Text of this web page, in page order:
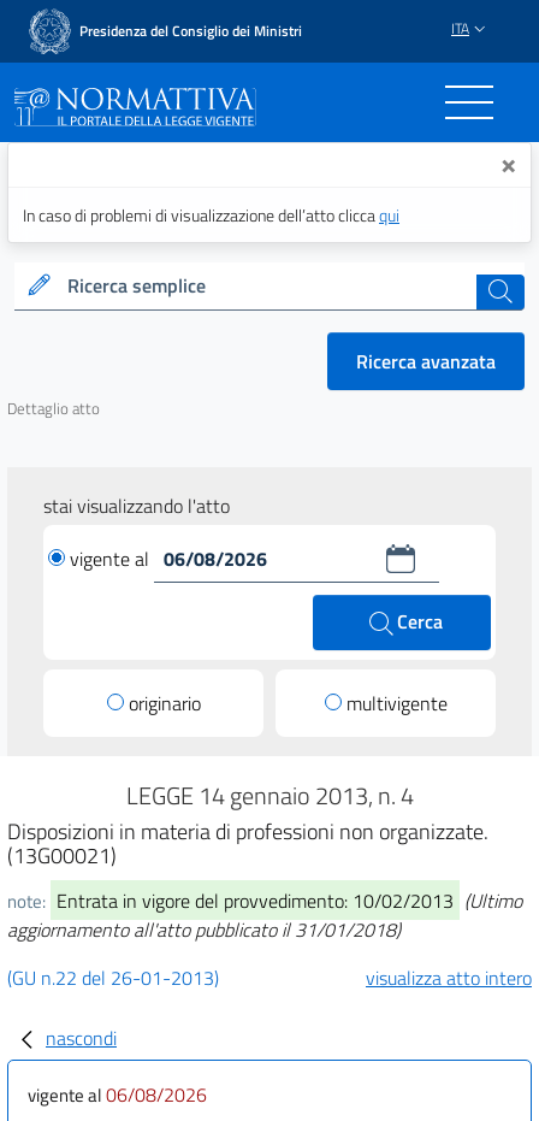
Presidenza del Consiglio dei Ministri ITA
Normattiva - Il portale ×
In caso di problemi di visualizzazione dell’atto cliccaqui
Ricerca semplice cerca
Ricerca avanzata
Dettaglio atto
stai visualizzando l'atto
vigente al
Cerca
originario multivigente
LEGGE 14 gennaio 2013, n. 4
Disposizioni in materia di professioni non organizzate.
(13G00021)
note: Entrata in vigore del provvedimento: 10/02/2013 (Ultimo
aggiornamento all'atto pubblicato il 31/01/2018)
(GU n.22 del 26-01-2013)
visualizza atto intero
nascondi
vigente al06/08/2026